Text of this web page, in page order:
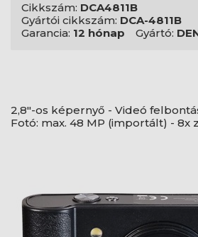
Cikkszám: DCA4811B
Gyártói cikkszám: DCA-4811B
Garancia: 12 hónap Gyártó:
2,8"-os képernyő - Videó
Fotó: max. 48 MP (importált) - 8x